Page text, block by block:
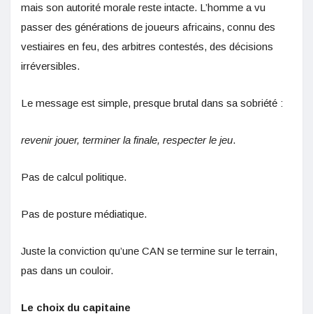
mais son autorité morale reste intacte. L’homme a vu
passer des générations de joueurs africains, connu des
vestiaires en feu, des arbitres contestés, des décisions
irréversibles.
Le message est simple, presque brutal dans sa sobriété :
revenir jouer, terminer la finale, respecter le jeu.
Pas de calcul politique.
Pas de posture médiatique.
Juste la conviction qu’une CAN se termine sur le terrain,
pas dans un couloir.
Le choix du capitaine